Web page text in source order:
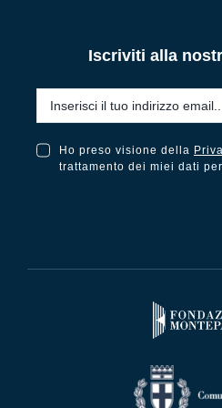
Iscriviti alla
Ho preso visione della
trattamento dei miei dati